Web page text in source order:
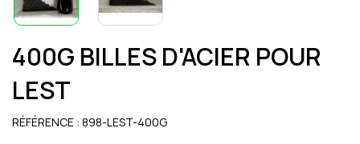
400G BILLES D'ACIER POUR
LEST
RÉFÉRENCE : 898-LEST-400G